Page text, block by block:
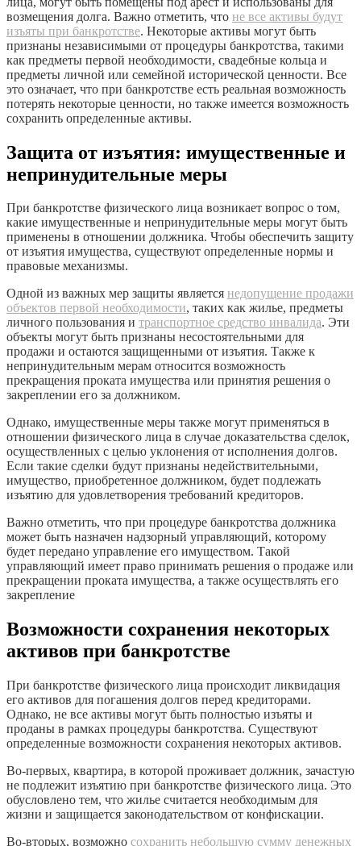
возмещения долга. Важно отметить, что не все активы будут
изъяты при банкротстве. Некоторые активы могут быть
признаны независимыми от процедуры банкротства, такими
как предметы первой необходимости, свадебные кольца и
предметы личной или семейной исторической ценности. Все
это означает, что при банкротстве есть реальная возможность
потерять некоторые ценности, но также имеется возможность
сохранить определенные активы.
Защита от изъятия: имущественные и
непринудительные меры
При банкротстве физического лица возникает вопрос о том,
какие имущественные и непринудительные меры могут быть
применены в отношении должника. Чтобы обеспечить защиту
от изъятия имущества, существуют определенные нормы и
правовые механизмы.
Одной из важных мер защиты является недопущение продажи
объектов первой необходимости, таких как жилье, предметы
личного пользования и транспортное средство инвалида. Эти
объекты могут быть признаны несостоятельными для
продажи и остаются защищенными от изъятия. Также к
непринудительным мерам относится возможность
прекращения проката имущества или принятия решения о
закреплении его за должником.
Однако, имущественные меры также могут применяться в
отношении физического лица в случае доказательства сделок,
осуществленных с целью уклонения от исполнения долгов.
Если такие сделки будут признаны недействительными,
имущество, приобретенное должником, будет подлежать
изъятию для удовлетворения требований кредиторов.
Важно отметить, что при процедуре банкротства должника
может быть назначен надзорный управляющий, которому
будет передано управление его имуществом. Такой
управляющий имеет право принимать решения о продаже или
прекращении проката имущества, а также осуществлять его
закрепление
Возможности сохранения некоторых
активов при банкротстве
При банкротстве физического лица происходит ликвидация
его активов для погашения долгов перед кредиторами.
Однако, не все активы могут быть полностью изъяты и
проданы в рамках процедуры банкротства. Существуют
определенные возможности сохранения некоторых активов.
Во-первых, квартира, в которой проживает должник, зачастую
не подлежит изъятию при банкротстве физического лица. Это
обусловлено тем, что жилье считается необходимым для
жизни и защищается законодательством от конфискации.
Во-вторых, возможно сохранить небольшую сумму денежных